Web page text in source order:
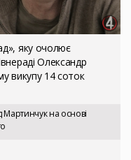
яку очолює
Олександр
викупу 14 соток
Мартинчук на основі